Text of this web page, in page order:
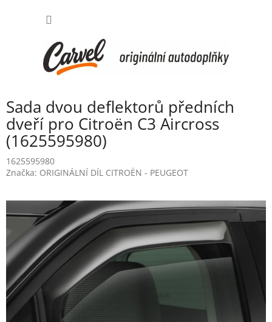
Sada dvou deflektorů předních
dveří pro Citroën C3 Aircross
(1625595980)
1625595980
Značka: ORIGINÁLNÍ DÍL CITROËN - PEUGEOT